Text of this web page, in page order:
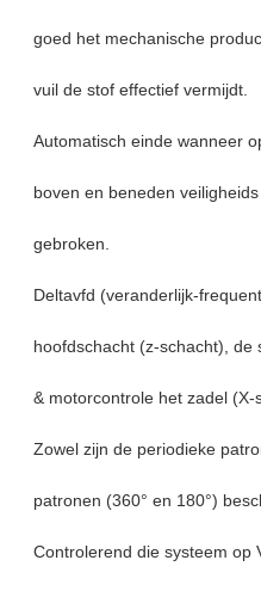
goed het mechanische
vuil de stof effectief vermijdt.
Automatisch einde wanneer
boven en beneden
gebroken.
Deltavfd (veranderlijk-
hoofdschacht (z-schacht), de
& motorcontrole het zadel (X-
Zowel zijn de periodieke
patronen (360° en 180°)
Controlerend die systeem op